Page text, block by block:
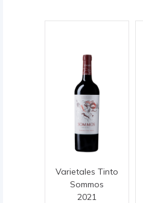
Varietales Tinto
Sommos
2021